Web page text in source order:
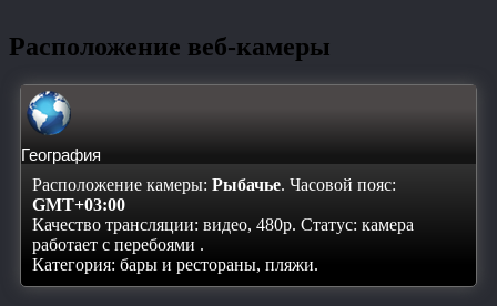
Расположение веб-камеры
География
Расположение камеры: Рыбачье. Часовой пояс:
GMT+03:00
Качество трансляции: видео, 480p. Статус: камера
работает с перебоями .
Категория: бары и рестораны, пляжи.